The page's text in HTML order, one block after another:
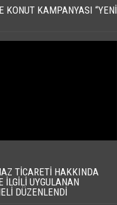
KONUT KAMPANYASI “YENI
TICARETI HAKKINDA
İLGILI UYGULANAN
DÜZENLENDI